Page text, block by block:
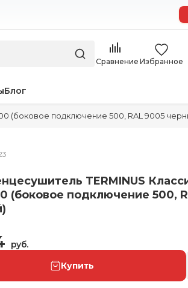
Сравнение Избранное
Блог
(боковое подключение 500, RAL 9005
TERMINUS
(боковое подключение 500,
руб.
Купить